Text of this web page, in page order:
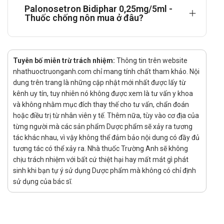
Hóa trị liệu ung thư gây nôn trung bình – phòng ngừa
buồn nôn, nôn cấp tính và nôn muộn ở chu kỳ đầu tiên
nôn, nôn cấp tính và nôn muộn ở chu kỳ đầu tiên hoặc
lặp lại.
Buồn nôn và nôn do hóa trị liệu ở trẻ em từ 1 tháng đến dưới
17 tuổi:
Palonosetron được chỉ định để phòng ngừa buồn nôn và
nôn cấp tính ở chu kỳ đầu tiên hoặc lặp lại của liệu pháp
hóa trị liệu gây nôn, kể cả hóa trị liệu gây nôn cao.
Buồn nôn và nôn sau phẫu thuật ở người lớn:
Palonosetron được chỉ định cho:
Phòng ngừa buồn nôn và nôn sau phẫu thuật (PONV)
Palonosetron Bidiphar 0,25mg/5ml -
Thuốc chống nôn mua ở đâu?
Tuyên bố miễn trừ trách nhiệm: Thông tin trên website
nhathuoctruonganh.com chỉ mang tính chất tham khảo. Nội
dung trên trang là những cập nhật mới nhất được lấy từ
kênh uy tín, tuy nhiên nó không được xem là tư vấn y khoa
và không nhằm mục đích thay thế cho tư vấn, chẩn đoán
hoặc điều trị từ nhân viên y tế. Thêm nữa, tùy vào cơ địa của
từng người mà các sản phẩm Dược phẩm sẽ xảy ra tương
tác khác nhau, vì vậy không thể đảm bảo nội dung có đầy đủ
tương tác có thể xảy ra. Nhà thuốc Trường Anh sẽ không
chịu trách nhiệm với bất cứ thiệt hại hay mất mát gì phát
sinh khi bạn tự ý sử dụng Dược phẩm mà không có chỉ định
sử dụng của bác sĩ.